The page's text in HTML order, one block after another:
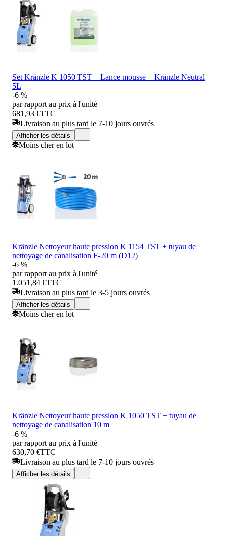
Set Kränzle K 1050 TST + Lance mousse + Kränzle Neutral
5L
-6 %
par rapport au prix à l'unité
681,93 €TTC
Livraison au plus tard le 7-10 jours ouvrés
Afficher les détails
Moins cher en lot
Kränzle Nettoyeur haute pression K 1154 TST + tuyau de
nettoyage de canalisation F-20 m (D12)
-6 %
par rapport au prix à l'unité
1.051,84 €TTC
Livraison au plus tard le 3-5 jours ouvrés
Afficher les détails
Moins cher en lot
Kränzle Nettoyeur haute pression K 1050 TST + tuyau de
nettoyage de canalisation 10 m
-6 %
par rapport au prix à l'unité
630,70 €TTC
Livraison au plus tard le 7-10 jours ouvrés
Afficher les détails